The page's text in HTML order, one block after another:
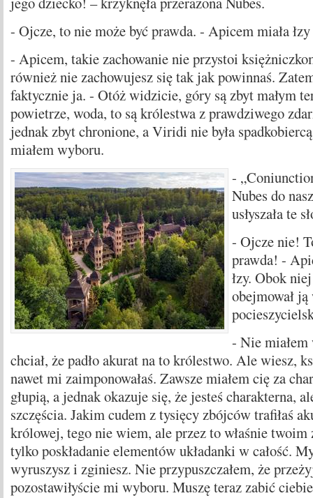
- Ojcze, to nie może być prawda. - Apicem miała
- Apicem, takie zachowanie nie przystoi
również nie zachowujesz się tak jak powinnaś.
faktycznie ja. - Otóż widzicie, góry są zbyt małym
powietrze, woda, to są królestwa z prawdziwego
jednak zbyt chronione, a Viridi nie była
miałem wyboru.
-
Nubes do
usłyszała te
- Ojcze nie!
prawda! -
łzy. Obok
obejmował ją
- Nie
chciał, że padło akurat na to królestwo. Ale wiesz,
nawet mi zaimponowałaś. Zawsze miałem cię za
głupią, a jednak okazuje się, że jesteś charakterna,
szczęścia. Jakim cudem z tysięcy zbójców trafiłaś
królowej, tego nie wiem, ale przez to właśnie twoim
tylko poskładanie elementów układanki w całość.
wyruszysz i zginiesz. Nie przypuszczałem, że
pozostawiłyście mi wyboru. Muszę teraz zabić